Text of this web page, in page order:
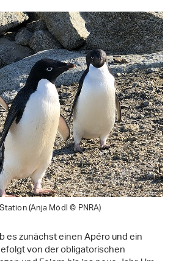
(Anja Mödl © PNRA)
es zunächst einen Apéro und ein
von der obligatorischen